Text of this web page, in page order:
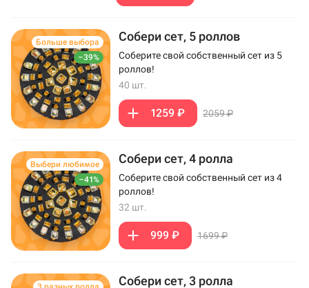
–39%
Больше выбора Собери сет, 5 роллов
Соберите свой собственный сет из 5
роллов!
40 шт.
1259 ₽ 2059 ₽
–41%
Выбери любимое Собери сет, 4 ролла
Соберите свой собственный сет из 4
роллов!
32 шт.
999 ₽ 1699 ₽
Собери сет, 3 ролла